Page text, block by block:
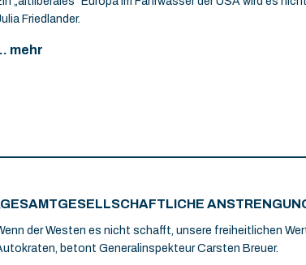
Friedlander.
mehr
der Westen es nicht schafft, unsere freiheitlichen
betont Generalinspekteur Carsten Breuer.